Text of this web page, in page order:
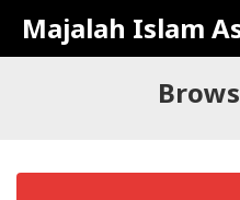
Majalah Islam